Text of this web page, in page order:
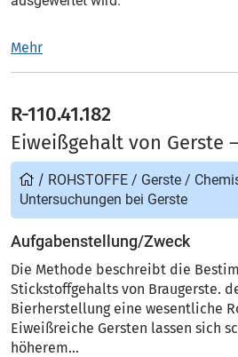
Mehr
R-110.41.182
Eiweißgehalt von Gerste
/ ROHSTOFFE / Gerste /
Untersuchungen bei Gerste
Aufgabenstellung/Zweck
Die Methode beschreibt die
Stickstoffgehalts von Braugerste.
Bierherstellung eine wesentliche
Eiweißreiche Gersten lassen sich
höherem...